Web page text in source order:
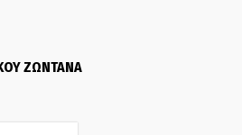
ΖΩΝΤΑΝΑ